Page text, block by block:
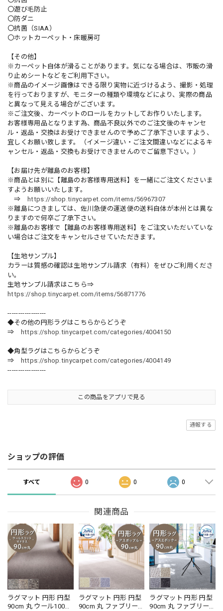
〇遊び毛防止
〇防ダニ
〇抗菌（SIAA）
〇ホットカーペット・床暖房可
【その他】
※カーペット自体が滑ることがあります。気になる場合は、市販の滑
り止めシートなどをご利用下さい。
※商品のイメージ画像はできる限り実物に近づけるよう、撮影・処理
を行っておりますが、モニターの種類や環境などにより、実際の商品
と異なって見える場合がございます。
※ご注文後、カーペットのロールをカットしてお作りいたします。
お客様専用品となります為、商品不良以外でのご注文後のキャンセ
ル・返品・交換はお受けできませんので予めご了承下さいますよう、
宜しくお願い致します。（イメージ違い・ご注文間違いなどによるキ
ャンセル・返品・交換もお受けできませんのでご留意下さい。）
【お届け先が離島のお客様】
※商品とは別に【離島のお客様専用送料】を一緒にご注文くださいま
すようお願いいたします。
⇒ https://shop.tinycarpet.com/items/56967307
※離島につきましては、佐川急便の運送便の送料自体が本州とは異な
りますので何卒ご了承下さい。
※離島のお客様で【離島のお客様専用送料】をご注文いただいていな
い場合はご注文をキャンセルさせていただきます。
【生地サンプル】
カラーは質感の確認は生地サンプル請求（有料）をぜひご利用くださ
い。
生地サンプル請求はこちら⇒
https://shop.tinycarpet.com/items/56871776
------------------
◆その他の円形ラグはこちらからどうぞ
⇒ https://shop.tinycarpet.com/categories/4004150
◆角型ラグはこちらからどうぞ
⇒ https://shop.tinycarpet.com/categories/4004149
------------------
この商品をアプリで見る
通報する
ショップの評価
すべて 0 0 0
関連商品
ラグマット 円形 円型
90cm 丸 ウール100％
ラグマット 円形 円型
90cm 丸 ファブリー
ラグマット 円形 円型
90cm 丸 ファブリー